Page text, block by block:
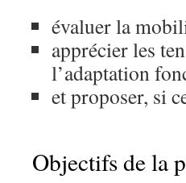
évaluer la
apprécier les
l’adaptation
et proposer, si
Objectifs de la